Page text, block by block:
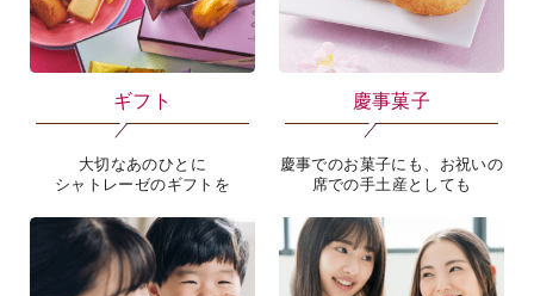
ギフト
大切なあのひとに
シャトレーゼのギフトを
慶事菓子
慶事でのお菓子にも、お祝いの
席での手土産としても